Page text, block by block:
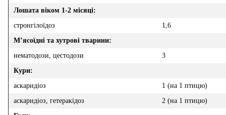
Лошата віком 1-2 місяці:
стронгілоїдоз
1,6
М’ясоїдні та хутрові тварини:
нематодози, цестодози
3
Кури:
аскаридіоз
1 (на 1 птицю)
аскаридіоз, гетеракідоз
2 (на 1 птицю)